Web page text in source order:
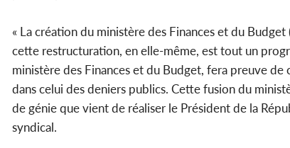
« La création du ministère des Finances et du
cette restructuration, en elle-même, est tout un
ministère des Finances et du Budget, fera preuve de
dans celui des deniers publics. Cette fusion du
de génie que vient de réaliser le Président de la
syndical.